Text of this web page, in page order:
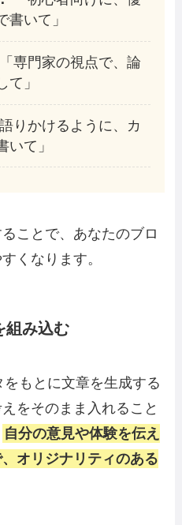
書いて」
「専門家の視点で、論
て」
りかけるように、カ
いて」
ことで、あなたのブロ
くなります。
組み込む
もとに文章を生成する
をそのまま入れること
自分の意見や体験を伝え
オリジナリティのある